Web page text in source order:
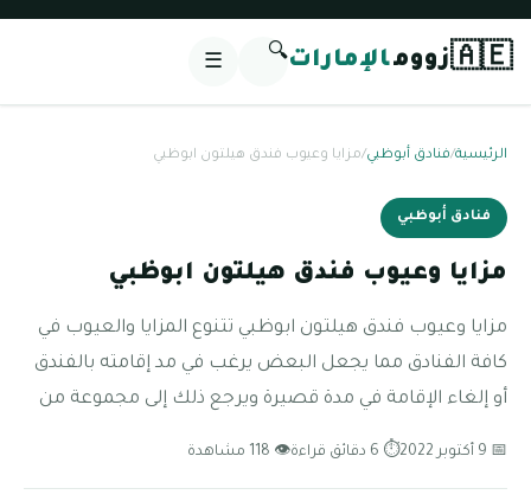
🇦🇪زوومالإمارات🔍
☰
الرئيسية/فنادق أبوظبي/مزايا وعيوب فندق هيلتون ابوظبي
فنادق أبوظبي
مزايا وعيوب فندق هيلتون ابوظبي
مزايا وعيوب فندق هيلتون ابوظبي تتنوع المزايا والعيوب في
كافة الفنادق مما يجعل البعض يرغب في مد إقامته بالفندق
أو إلغاء الإقامة في مدة قصيرة ويرجع ذلك إلى مجموعة من
📅 9 أكتوبر 2022 ⏱ 6 دقائق قراءة 👁 118 مشاهدة